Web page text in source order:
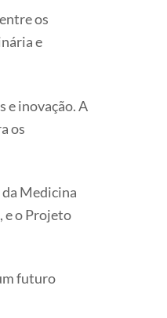
os
e
e inovação. A
os
Medicina
e o Projeto
futuro